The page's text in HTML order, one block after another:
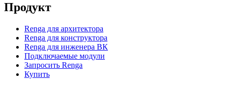
Продукт
Renga для архитектора
Renga для конструктора
Renga для инженера ВК
Подключаемые модули
Запросить Renga
Купить